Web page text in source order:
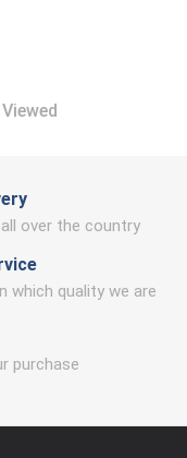
over the country
which quality we are
purchase